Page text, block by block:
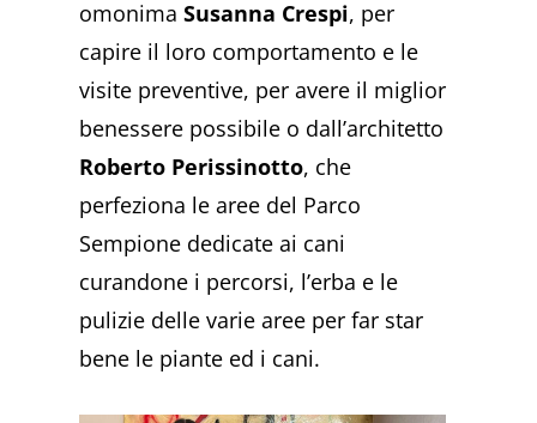
omonimaSusanna Crespi, per
capire il loro comportamento e le
visite preventive, per avere il miglior
benessere possibile o dall’architetto
Roberto Perissinotto, che
perfeziona le aree del Parco
Sempione dedicate ai cani
curandone i percorsi, l’erba e le
pulizie delle varie aree per far star
bene le piante ed i cani.